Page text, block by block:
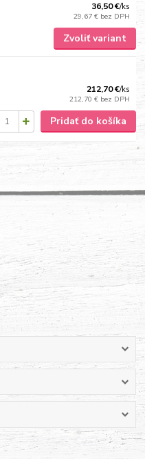
36,50 €/ks
29,67 € bez DPH
Zvoliť variant
212,70 €/ks
212,70 € bez DPH
Pridať do košíka